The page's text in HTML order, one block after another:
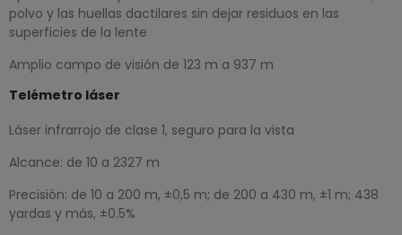
polvo y las huellas dactilares sin dejar residuos en las
superficies de la lente
Amplio campo de visión de 123 m a 937 m
Telémetro láser
Láser infrarrojo de clase 1, seguro para la vista
Alcance: de 10 a 2327 m
Precisión: de 10 a 200 m, ±0,5 m; de 200 a 430 m, ±1 m; 438
yardas y más, ±0.5%